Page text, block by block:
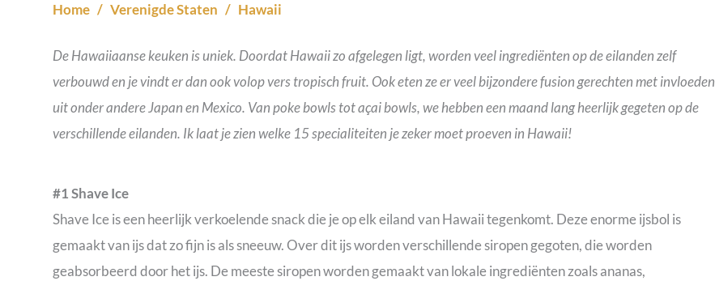
Home / Verenigde Staten / Hawaii
De Hawaiiaanse keuken is uniek. Doordat Hawaii zo afgelegen ligt, worden veel ingrediënten op de eilanden zelf
verbouwd en je vindt er dan ook volop vers tropisch fruit. Ook eten ze er veel bijzondere fusion gerechten met invloeden
uit onder andere Japan en Mexico. Van poke bowls tot açai bowls, we hebben een maand lang heerlijk gegeten op de
verschillende eilanden. Ik laat je zien welke 15 specialiteiten je zeker moet proeven in Hawaii!
#1 Shave Ice
Shave Ice is een heerlijk verkoelende snack die je op elk eiland van Hawaii tegenkomt. Deze enorme ijsbol is
gemaakt van ijs dat zo fijn is als sneeuw. Over dit ijs worden verschillende siropen gegoten, die worden
geabsorbeerd door het ijs. De meeste siropen worden gemaakt van lokale ingrediënten zoals ananas,